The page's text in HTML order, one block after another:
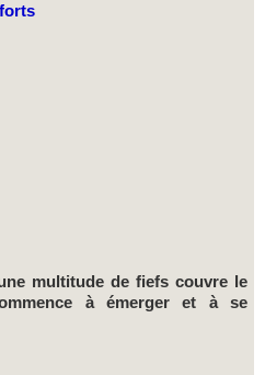
forts
multitude de fiefs couvre le
à émerger et à se